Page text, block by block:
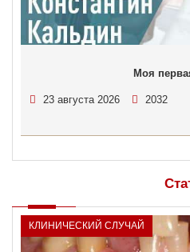
Моя
23 августа 2026 2032
КЛИНИЧЕСКИЙ СЛУЧАЙ